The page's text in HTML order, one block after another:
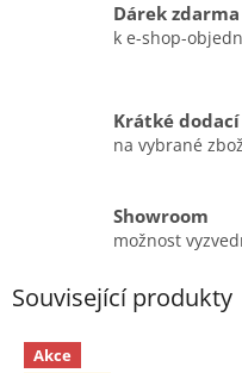
Dárek zdarma
k e-shop-
Krátké
na vybrané
Showroom
možnost
Související produkty
Akce